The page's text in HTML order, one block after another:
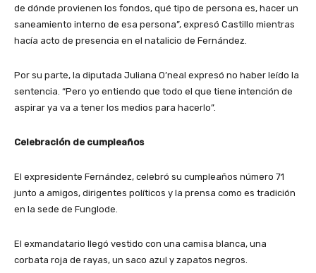
de dónde provienen los fondos, qué tipo de persona es, hacer un
saneamiento interno de esa persona”, expresó Castillo mientras
hacía acto de presencia en el natalicio de Fernández.
Por su parte, la diputada Juliana O’neal expresó no haber leído la
sentencia. “Pero yo entiendo que todo el que tiene intención de
aspirar ya va a tener los medios para hacerlo”.
Celebración de cumpleaños
El expresidente Fernández, celebró su cumpleaños número 71
junto a amigos, dirigentes políticos y la prensa como es tradición
en la sede de Funglode.
El exmandatario llegó vestido con una camisa blanca, una
corbata roja de rayas, un saco azul y zapatos negros.